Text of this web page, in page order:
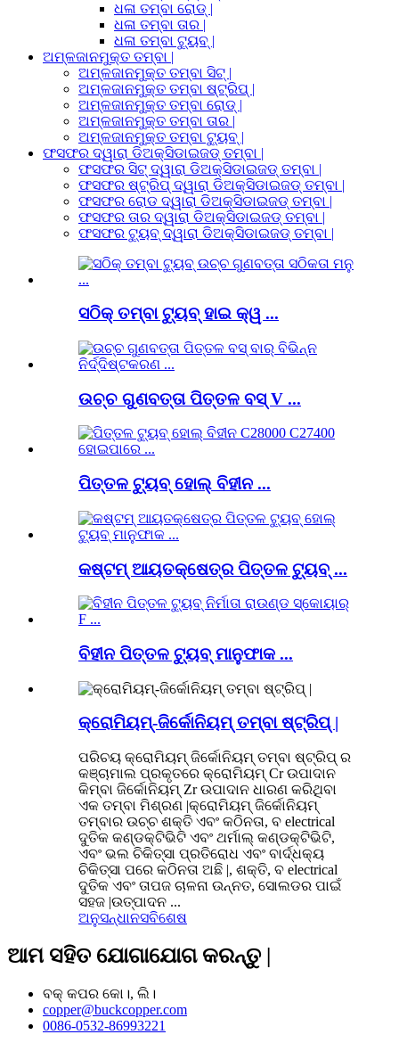
ଧଳା ତମ୍ବା ରୋଡ୍ |
ଧଳା ତମ୍ବା ତାର |
ଧଳା ତମ୍ବା ଟ୍ୟୁବ୍ |
ଅମ୍ଳଜାନମୁକ୍ତ ତମ୍ବା |
ଅମ୍ଳଜାନମୁକ୍ତ ତମ୍ବା ସିଟ୍ |
ଅମ୍ଳଜାନମୁକ୍ତ ତମ୍ବା ଷ୍ଟ୍ରିପ୍ |
ଅମ୍ଳଜାନମୁକ୍ତ ତମ୍ବା ରୋଡ୍ |
ଅମ୍ଳଜାନମୁକ୍ତ ତମ୍ବା ତାର |
ଅମ୍ଳଜାନମୁକ୍ତ ତମ୍ବା ଟ୍ୟୁବ୍ |
ଫସଫର ଦ୍ୱାରା ଡିଅକ୍ସିଡାଇଜଡ୍ ତମ୍ବା |
ଫସଫର ସିଟ୍ ଦ୍ୱାରା ଡିଅକ୍ସିଡାଇଜଡ୍ ତମ୍ବା |
ଫସଫର ଷ୍ଟ୍ରିପ୍ ଦ୍ୱାରା ଡିଅକ୍ସିଡାଇଜଡ୍ ତମ୍ବା |
ଫସଫର ରୋଡ ଦ୍ୱାରା ଡିଅକ୍ସିଡାଇଜଡ୍ ତମ୍ବା |
ଫସଫର ତାର ଦ୍ୱାରା ଡିଅକ୍ସିଡାଇଜଡ୍ ତମ୍ବା |
ଫସଫର ଟ୍ୟୁବ୍ ଦ୍ୱାରା ଡିଅକ୍ସିଡାଇଜଡ୍ ତମ୍ବା |
ସଠିକ୍ ତମ୍ବା ଟ୍ୟୁବ୍ ହାଇ କ୍ୱ ...
ଉଚ୍ଚ ଗୁଣବତ୍ତା ପିତ୍ତଳ ବସ୍ V ...
ପିତ୍ତଳ ଟ୍ୟୁବ୍ ହୋଲ୍ ବିହୀନ ...
କଷ୍ଟମ୍ ଆୟତକ୍ଷେତ୍ର ପିତ୍ତଳ ଟ୍ୟୁବ୍ ...
ବିହୀନ ପିତ୍ତଳ ଟ୍ୟୁବ୍ ମାନୁଫାକ ...
କ୍ରୋମିୟମ୍-ଜିର୍କୋନିୟମ୍ ତମ୍ବା ଷ୍ଟ୍ରିପ୍ |
ପରିଚୟ କ୍ରୋମିୟମ୍ ଜିର୍କୋନିୟମ୍ ତମ୍ବା ଷ୍ଟ୍ରିପ୍ ର
କଞ୍ଚାମାଲ ପ୍ରକୃତରେ କ୍ରୋମିୟମ୍ Cr ଉପାଦାନ
କିମ୍ବା ଜିର୍କୋନିୟମ୍ Zr ଉପାଦାନ ଧାରଣ କରିଥିବା
ଏକ ତମ୍ବା ମିଶ୍ରଣ |କ୍ରୋମିୟମ୍ ଜିର୍କୋନିୟମ୍
ତମ୍ବାର ଉଚ୍ଚ ଶକ୍ତି ଏବଂ କଠିନତା, ବ electrical
ଦୁତିକ କଣ୍ଡକ୍ଟିଭିଟି ଏବଂ ଥର୍ମାଲ୍ କଣ୍ଡକ୍ଟିଭିଟି,
ଏବଂ ଭଲ ଚିକିତ୍ସା ପ୍ରତିରୋଧ ଏବଂ ବାର୍ଦ୍ଧକ୍ୟ
ଚିକିତ୍ସା ପରେ କଠିନତା ଅଛି |, ଶକ୍ତି, ବ electrical
ଦୁତିକ ଏବଂ ତାପଜ ଚାଳନା ଉନ୍ନତ, ସୋଲଡର ପାଇଁ
ସହଜ |ଉତ୍ପାଦନ ...
ଅନୁସନ୍ଧାନସବିଶେଷ
ଆମ ସହିତ ଯୋଗାଯୋଗ କରନ୍ତୁ |
ବକ୍ କପର କୋ।, ଲି।
copper@buckcopper.com
0086-0532-86993221